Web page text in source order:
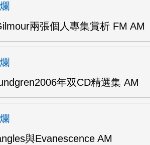
兩張個人專集賞析 FM AM
年双CD精選集 AM
與Evanescence AM